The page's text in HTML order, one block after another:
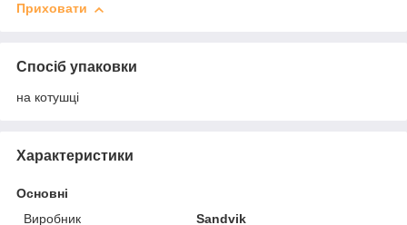
Приховати
Спосіб упаковки
на котушці
Характеристики
Основні
Виробник
Sandvik